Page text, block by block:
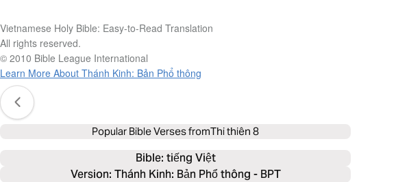
Vietnamese Holy Bible: Easy-to-Read Translation
All rights reserved.
© 2010 Bible League International
Learn More About Thánh Kinh: Bản Phổ thông
Popular Bible Verses fromThi thiên 8
Bible: tiếng Việt
Version: Thánh Kinh: Bản Phổ thông - BPT